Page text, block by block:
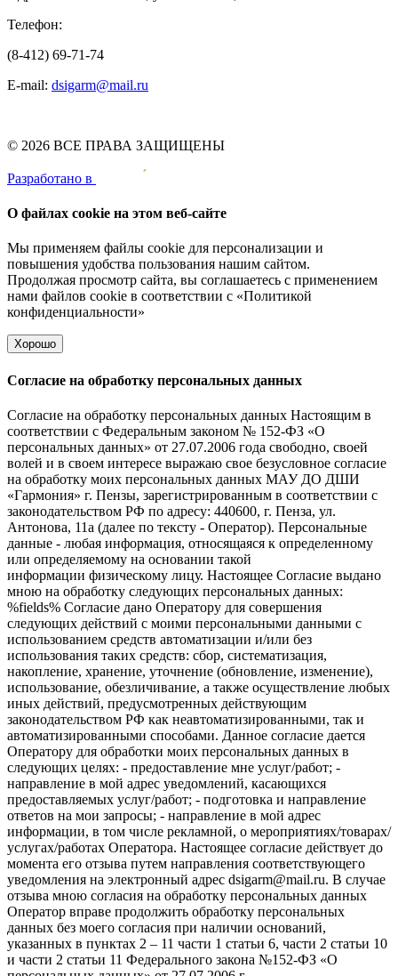
Телефон:
(8-412) 69-71-74
E-mail: dsigarm@mail.ru
© 2026 ВСЕ ПРАВА ЗАЩИЩЕНЫ
Pазработано в
О файлах cookie на этом веб-сайте
Мы применяем файлы cookie для персонализации и
повышения удобства пользования нашим сайтом.
Продолжая просмотр сайта, вы соглашаетесь с применением
нами файлов cookie в соответствии с «Политикой
конфиденциальности»
Хорошо
Согласие на обработку персональных данных
Согласие на обработку персональных данных Настоящим в
соответствии с Федеральным законом № 152-ФЗ «О
персональных данных» от 27.07.2006 года свободно, своей
волей и в своем интересе выражаю свое безусловное согласие
на обработку моих персональных данных МАУ ДО ДШИ
«Гармония» г. Пензы, зарегистрированным в соответствии с
законодательством РФ по адресу: 440600, г. Пенза, ул.
Антонова, 11а (далее по тексту - Оператор). Персональные
данные - любая информация, относящаяся к определенному
или определяемому на основании такой
информации физическому лицу. Настоящее Согласие выдано
мною на обработку следующих персональных данных:
%fields% Согласие дано Оператору для совершения
следующих действий с моими персональными данными с
использованием средств автоматизации и/или без
использования таких средств: сбор, систематизация,
накопление, хранение, уточнение (обновление, изменение),
использование, обезличивание, а также осуществление любых
иных действий, предусмотренных действующим
законодательством РФ как неавтоматизированными, так и
автоматизированными способами. Данное согласие дается
Оператору для обработки моих персональных данных в
следующих целях: - предоставление мне услуг/работ; -
направление в мой адрес уведомлений, касающихся
предоставляемых услуг/работ; - подготовка и направление
ответов на мои запросы; - направление в мой адрес
информации, в том числе рекламной, о мероприятиях/товарах/
услугах/работах Оператора. Настоящее согласие действует до
момента его отзыва путем направления соответствующего
уведомления на электронный адрес dsigarm@mail.ru. В случае
отзыва мною согласия на обработку персональных данных
Оператор вправе продолжить обработку персональных
данных без моего согласия при наличии оснований,
указанных в пунктах 2 – 11 части 1 статьи 6, части 2 статьи 10
и части 2 статьи 11 Федерального закона №152-ФЗ «О